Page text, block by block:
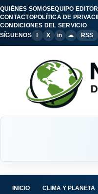
QUIÉNES SOMOSEQUIPO
CONTACTOPOLÍTICA DE
CONDICIONES DEL SERVICIO
SÍGUENOS
f X in ☁ RSS
INICIO CLIMA Y PLANETA